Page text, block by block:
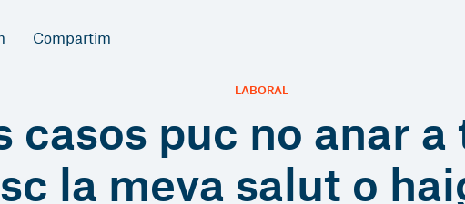
Compartim
casos puc no anar
la meva salut o
LABORAL